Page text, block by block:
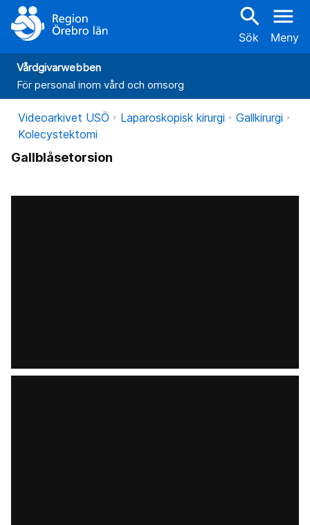
search
Sök
menu
Meny
Vårdgivarwebben
För personal inom vård och omsorg
Videoarkivet USÖ Laparoskopisk kirurgi
Gallkirurgi
Kolecystektomi
Gallblåsetorsion